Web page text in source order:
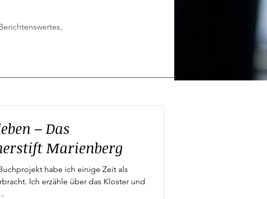
– Das
Marienberg
habe ich einige Zeit als
Ich erzähle über das Kloster und